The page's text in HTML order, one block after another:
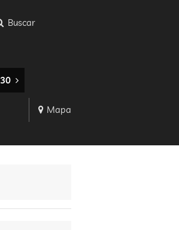
Buscar
30
Mapa